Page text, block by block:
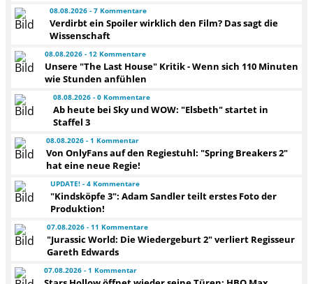
08.08.2026 - 7 Kommentare
Verdirbt ein Spoiler wirklich den Film? Das sagt die
Wissenschaft
08.08.2026 - 12 Kommentare
Unsere "The Last House" Kritik - Wenn sich 110 Minuten
wie Stunden anfühlen
08.08.2026 - 0 Kommentare
Ab heute bei Sky und WOW: "Elsbeth" startet in
Staffel 3
08.08.2026 - 1 Kommentar
Von OnlyFans auf den Regiestuhl: "Spring Breakers 2"
hat eine neue Regie!
UPDATE! - 4 Kommentare
"Kindsköpfe 3": Adam Sandler teilt erstes Foto der
Produktion!
07.08.2026 - 11 Kommentare
"Jurassic World: Die Wiedergeburt 2" verliert Regisseur
Gareth Edwards
07.08.2026 - 1 Kommentar